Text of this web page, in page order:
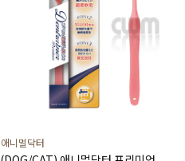
애니멀닥터